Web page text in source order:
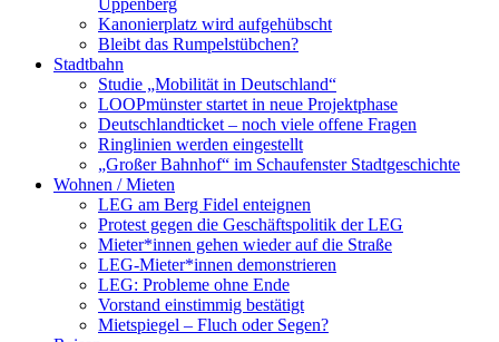
Uppenberg
Kanonierplatz wird aufgehübscht
Bleibt das Rumpelstübchen?
Stadtbahn
Studie „Mobilität in Deutschland“
LOOPmünster startet in neue Projektphase
Deutschlandticket – noch viele offene Fragen
Ringlinien werden eingestellt
„Großer Bahnhof“ im Schaufenster Stadtgeschichte
Wohnen / Mieten
LEG am Berg Fidel enteignen
Protest gegen die Geschäftspolitik der LEG
Mieter*innen gehen wieder auf die Straße
LEG-Mieter*innen demonstrieren
LEG: Probleme ohne Ende
Vorstand einstimmig bestätigt
Mietspiegel – Fluch oder Segen?